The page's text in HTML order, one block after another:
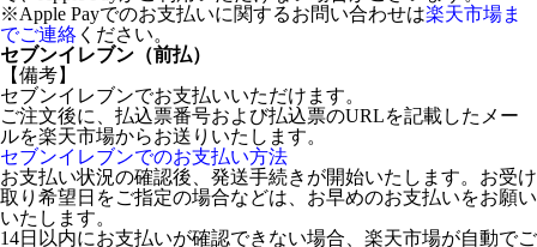
※Apple Payでのお支払いに関するお問い合わせは楽天市場ま
でご連絡 ください。
セブンイレブン（前払）
【備考】
セブンイレブンでお支払いいただけます。
ご注文後に、払込票番号および払込票のURLを記載したメー
ルを楽天市場からお送りいたします。
セブンイレブンでのお支払い方法
お支払い状況の確認後、発送手続きが開始いたします。お受け
取り希望日をご指定の場合などは、お早めのお支払いをお願い
いたします。
14日以内にお支払いが確認できない場合、楽天市場が自動でご